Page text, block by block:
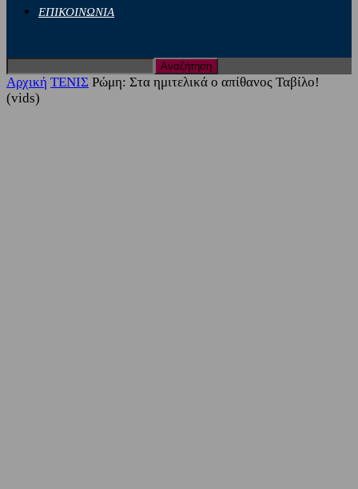
ΕΠΙΚΟΙΝΩΝΙΑ
Αρχική ΤΕΝΙΣ Ρώμη: Στα ημιτελικά ο απίθανος Ταβίλο!
(vids)